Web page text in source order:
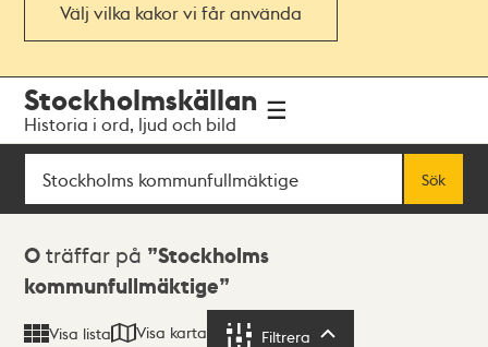
Välj vilka kakor vi får använda
navigationen
huvudinnehållet
Stockholmskällan
Historia i ord, ljud och bild
Sök
Sök
Sökresultat
0 träffar på
Stockholms
kommunfullmäktige
Visa lista Visa karta Filtrera